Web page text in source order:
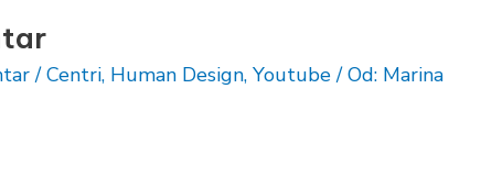
/Centri, Human Design, Youtube/ Od: Marina